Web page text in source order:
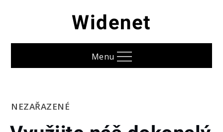
Widenet
Menu
Home
NEZAŘAZENÉ